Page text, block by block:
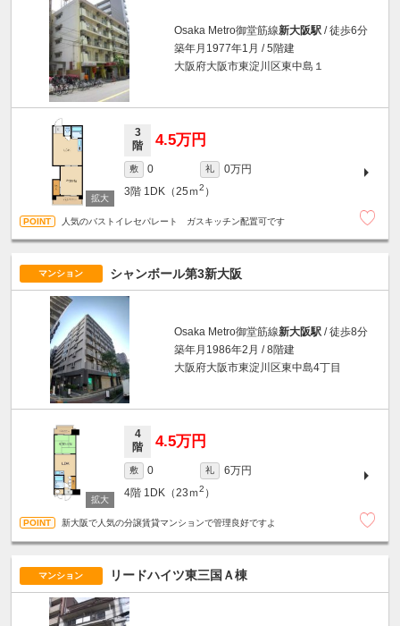
Osaka Metro御堂筋線新大阪駅 / 徒歩6分
築年月1977年1月 / 5階建
大阪府大阪市東淀川区東中島１
3
階
4.5万円
敷 0 礼
0万円
3階 1DK（25ｍ2 ）
人気のバストイレセパレート ガスキッチン配置可です
マンション シャンボール第3新大阪
Osaka Metro御堂筋線新大阪駅 / 徒歩8分
築年月1986年2月 / 8階建
大阪府大阪市東淀川区東中島4丁目
4
階
4.5万円
敷 0 礼
6万円
4階 1DK（23ｍ2 ）
新大阪で人気の分譲賃貸マンションで管理良好ですよ
マンション リードハイツ東三国Ａ棟